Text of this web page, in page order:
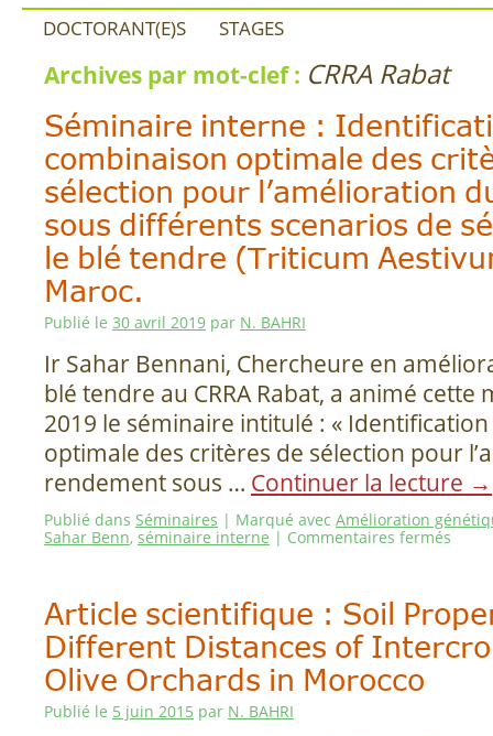
DOCTORANT(E)S
STAGES
Archives par mot-clef : CRRA Rabat
Séminaire interne :
combinaison optimale des
sélection pour l’amélioration
sous différents scenarios de
le blé tendre (Triticum
Maroc.
Publié le 30 avril 2019 par N. BAHRI
Ir Sahar Bennani, Chercheure en
blé tendre au CRRA Rabat, a animé cette
2019 le séminaire intitulé : «
optimale des critères de sélection pour
rendement sous … Continuer la lecture →
Publié dans Séminaires | Marqué avec Amélioration
Sahar Benn, séminaire interne | Commentaires fermés
Article scientifique : Soil
Different Distances of
Olive Orchards in Morocco
Publié le 5 juin 2015 par N. BAHRI